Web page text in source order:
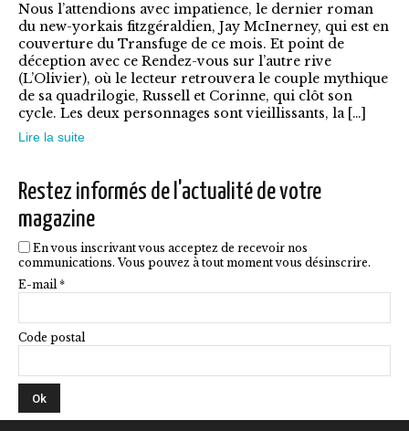
Les
options
peuvent
être
choisies
la
produit
Nous l’attendions avec impatience, le dernier roman
du new-yorkais fitzgéraldien, Jay McInerney, qui est en
couverture du Transfuge de ce mois. Et point de
déception avec ce Rendez-vous sur l’autre rive
(L’Olivier), où le lecteur retrouvera le couple mythique
de sa quadrilogie, Russell et Corinne, qui clôt son
cycle. Les deux personnages sont vieillissants, la […]
Lire la suite
Restez informés de l'actualité de votre
magazine
En vous inscrivant vous acceptez de recevoir nos
communications. Vous pouvez à tout moment vous désinscrire.
E-mail *
Code postal